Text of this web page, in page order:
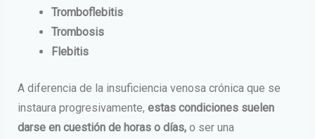
Tromboflebitis
Trombosis
Flebitis
A diferencia de la insuficiencia venosa crónica que se
instaura progresivamente, estas condiciones suelen
darse en cuestión de horas o días,o ser una